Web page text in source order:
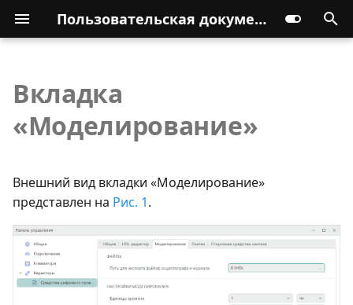
Пользовательская документация
Вкладка
«Моделирование»
Внешний вид вкладки «Моделирование»
представлен на Рис. 1.